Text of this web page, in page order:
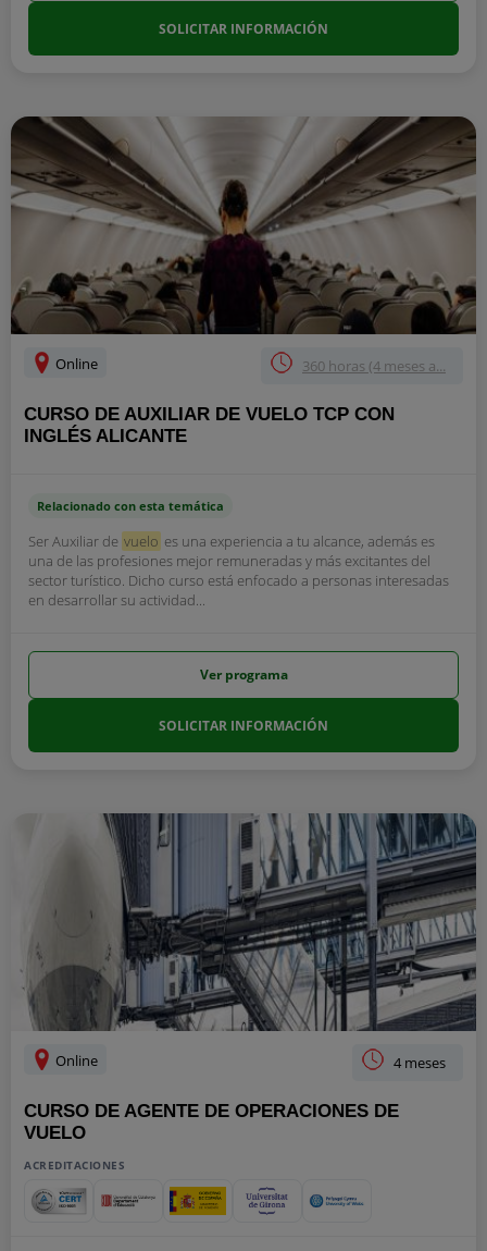
SOLICITAR INFORMACIÓN
Online 360 horas (4 meses a...
CURSO DE AUXILIAR DE VUELO TCP CON
INGLÉS ALICANTE
Relacionado con esta temática
Ser Auxiliar de vuelo es una experiencia a tu alcance, además es
una de las profesiones mejor remuneradas y más excitantes del
sector turístico. Dicho curso está enfocado a personas interesadas
en desarrollar su actividad...
Ver programa
SOLICITAR INFORMACIÓN
Online 4 meses
CURSO DE AGENTE DE OPERACIONES DE
VUELO
ACREDITACIONES